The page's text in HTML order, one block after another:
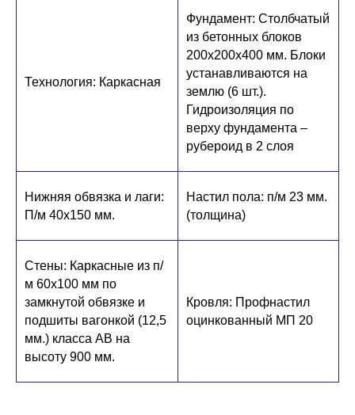
Технология: Каркасная
Фундамент: Столбчатый
из бетонных блоков
200х200х400 мм. Блоки
устанавливаются на
землю (6 шт.).
Гидроизоляция по
верху фундамента –
рубероид в 2 слоя
Нижняя обвязка и лаги:
П/м 40х150 мм.
Настил пола: п/м 23 мм.
(толщина)
Стены: Каркасные из п/
м 60х100 мм по
замкнутой обвязке и
подшиты вагонкой (12,5
мм.) класса АВ на
высоту 900 мм.
Кровля: Профнастил
оцинкованный МП 20